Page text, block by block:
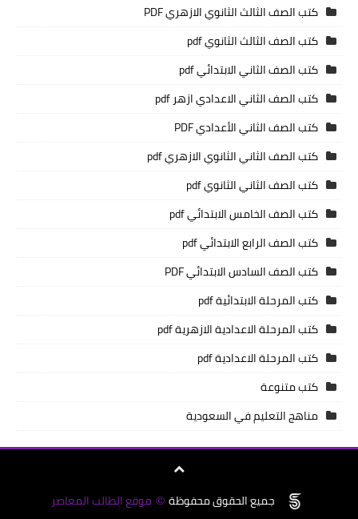
كتب الصف الثالث الثانوي الازهري PDF
كتب الصف الثالث الثانوي pdf
كتب الصف الثاني الابتدائي pdf
كتب الصف الثاني الاعدادي ازهر pdf
كتب الصف الثاني الأعدادي PDF
كتب الصف الثاني الثانوي الازهري pdf
كتب الصف الثاني الثانوي pdf
كتب الصف الخامس الابتدائي pdf
كتب الصف الرابع الابتدائي pdf
كتب الصف السادس الابتدائي PDF
كتب المرحلة الابتدائية pdf
كتب المرحلة الاعدادية الازهرية pdf
كتب المرحلة الاعدادية pdf
كتب متنوعة
مناهج التعليم في السعودية
جميع الحقوق محفوظة © موقع الطالب المعاصر